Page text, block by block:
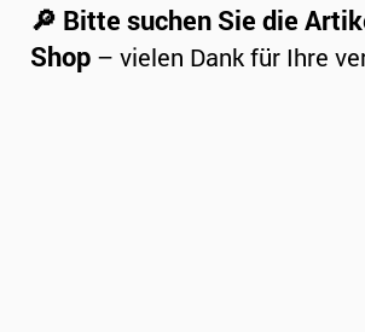
🔎 Bitte suchen Sie die
Shop – vielen Dank für Ihre